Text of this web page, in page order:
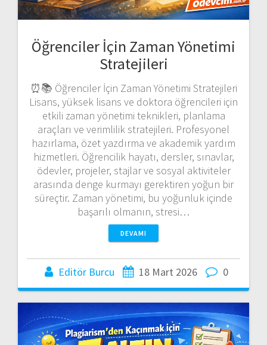
Öğrenciler İçin Zaman Yönetimi
Stratejileri
⏰📚 Öğrenciler İçin Zaman Yönetimi Stratejileri
Lisans, yüksek lisans ve doktora öğrencileri için
etkili zaman yönetimi teknikleri, planlama
araçları ve verimlilik stratejileri. Profesyonel
hazırlama, özet yazdırma ve akademik yardım
hizmetleri. Öğrencilik hayatı, dersler, sınavlar,
ödevler, projeler, stajlar ve sosyal aktiviteler
arasında denge kurmayı gerektiren yoğun bir
süreçtir. Zaman yönetimi, bu yoğunluk içinde
başarılı olmanın, stresi…
DEVAMI
Editör Burcu 18 Mart 2026 0